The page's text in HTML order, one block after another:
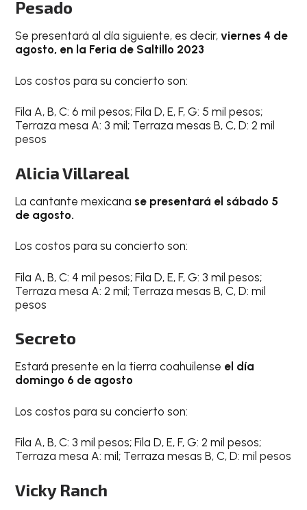
Pesado
Se presentará al día siguiente, es decir,viernes 4 de
agosto, en la Feria de Saltillo 2023
Los costos para su concierto son:
Fila A, B, C: 6 mil pesos; Fila D, E, F, G: 5 mil pesos;
Terraza mesa A: 3 mil; Terraza mesas B, C, D: 2 mil
pesos
Alicia Villareal
La cantante mexicana se presentará el sábado 5
de agosto.
Los costos para su concierto son:
Fila A, B, C: 4 mil pesos; Fila D, E, F, G: 3 mil pesos;
Terraza mesa A: 2 mil; Terraza mesas B, C, D: mil
pesos
Secreto
Estará presente en la tierra coahuilense el día
domingo 6 de agosto
Los costos para su concierto son:
Fila A, B, C: 3 mil pesos; Fila D, E, F, G: 2 mil pesos;
Terraza mesa A: mil; Terraza mesas B, C, D: mil pesos
Vicky Ranch